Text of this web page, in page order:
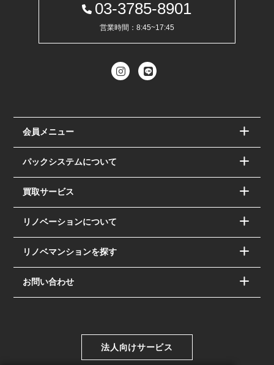
03-3785-8901
営業時間：8:45~17:45
会員メニュー
パックシステムについて
買取サービス
リノベーションについて
リノベマンションを探す
お問い合わせ
法人向けサービス